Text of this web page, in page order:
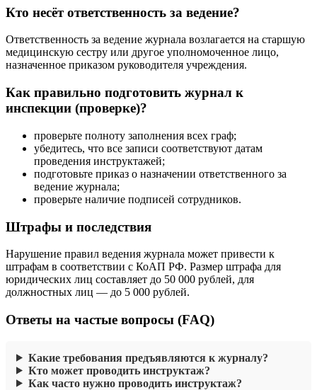
Кто несёт ответственность за ведение?
Ответственность за ведение журнала возлагается на старшую
медицинскую сестру или другое уполномоченное лицо,
назначенное приказом руководителя учреждения.
Как правильно подготовить журнал к
инспекции (проверке)?
проверьте полноту заполнения всех граф;
убедитесь, что все записи соответствуют датам
проведения инструктажей;
подготовьте приказ о назначении ответственного за
ведение журнала;
проверьте наличие подписей сотрудников.
Штрафы и последствия
Нарушение правил ведения журнала может привести к
штрафам в соответствии с КоАП РФ. Размер штрафа для
юридических лиц составляет до 50 000 рублей, для
должностных лиц — до 5 000 рублей.
Ответы на частые вопросы (FAQ)
Какие требования предъявляются к журналу?
Кто может проводить инструктаж?
Как часто нужно проводить инструктаж?